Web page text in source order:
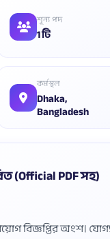
শূন্য পদ
1 টি
কর্মস্থল
Dhaka,
Bangladesh
(Official PDF সহ)
বিজ্ঞপ্তির অংশ।